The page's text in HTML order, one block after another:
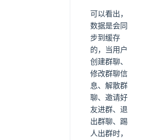
可以看出，
数据是会同
步到缓存
的，当用户
创建群聊、
修改群聊信
息、解散群
聊、邀请好
友进群、退
出群聊、踢
人出群时，